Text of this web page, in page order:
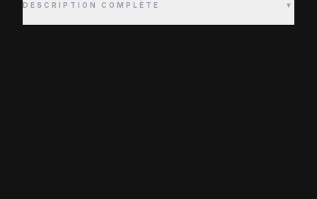
DESCRIPTION COMPLÈTE ▼